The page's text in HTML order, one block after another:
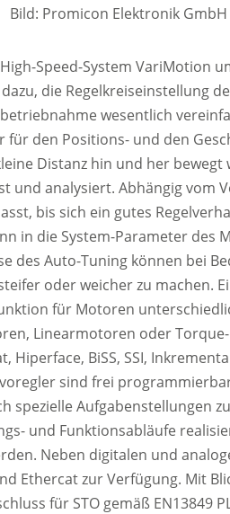
Bild: Promicon Elektronik GmbH
Speed-System VariMotion
die Regelkreiseinstellung
wesentlich
den Positions- und den
Distanz hin und her
und analysiert. Abhängig vom
bis sich ein gutes
in die System-Parameter des
des Auto-Tuning können bei
oder weicher zu machen.
für Motoren
Linearmotoren oder
Hiperface, BiSS, SSI,
sind frei
spezielle Aufgabenstellungen
und Funktionsabläufe
Neben digitalen und
Ethercat zur Verfügung. Mit
für STO gemäß EN13849